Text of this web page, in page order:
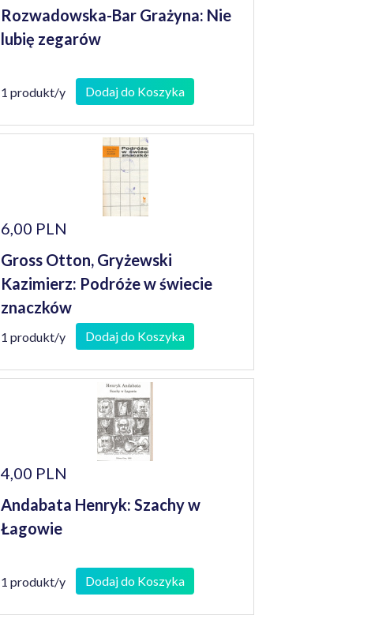
Rozwadowska-Bar Grażyna: Nie
lubię zegarów
1 produkt/y Dodaj do Koszyka
6,00 PLN
Gross Otton, Gryżewski
Kazimierz: Podróże w świecie
znaczków
1 produkt/y Dodaj do Koszyka
4,00 PLN
Andabata Henryk: Szachy w
Łagowie
1 produkt/y Dodaj do Koszyka